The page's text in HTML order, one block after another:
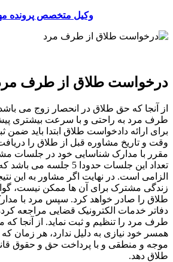
وکیل متخصص پرونده
درخواست طلاق از طرف
از آنجا که حق طلاق در انحصار زوج می
طرف مرد به راحتی و با سرعت بیشتری
برای ارائه دادخواست طلاق ابتدا باید ضمن
وقت و تاریخ مشاوره قبل از طلاق را
مقرر با مدارک شناسایی خود در جلسات
تعداد این جلسات حدودا 5
الزامی است. در نهایت اگر مشاور به این
زندگی مشترک برای آن ها ممکن نیست،
طلاق را صادر خواهد کرد. سپس مرد با مدارک
دفاتر خدمات الکترونیک قضایی مراجعه
طرف مرد را تنظیم و ثبت نماید. از آنجا که
همسر خود نیازی به دلیل ندارد، هر زمان که
موجه و منطقی و با پرداخت حق و حقوق
طلاق دهد.